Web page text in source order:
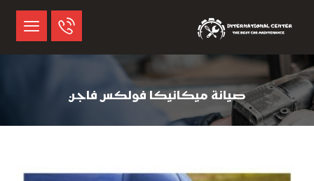
صيانة ميكانيكا فولكس فاجن